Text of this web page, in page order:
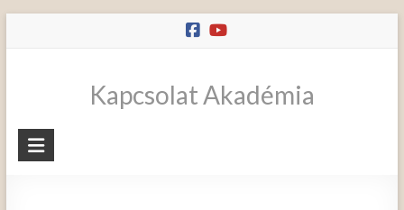
Kapcsolat Akadémia